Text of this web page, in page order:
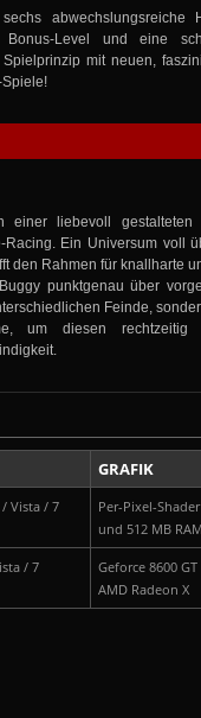
abwechslungsreiche
Bonus-Level und eine
mit neuen,
einer liebevoll gestalteten
Racing. Ein Universum voll
den Rahmen für knallharte
punktgenau über
Feinde,
um diesen
GRAFIK
/ Vista / 7
Per-Pixel-
und 512 MB RAM
/ 7
Geforce 8600 GT
AMD Radeon X